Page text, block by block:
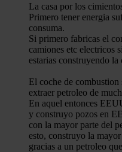
La casa por los
Primero tener energia
consuma.
Si primero fabricas el
camiones etc electricos
estarias construyendo la
El coche de combustion
extraer petroleo de
En aquel entonces
y construyo pozos en
con la mayor parte del
esto, construyo la
gracias a un petroleo